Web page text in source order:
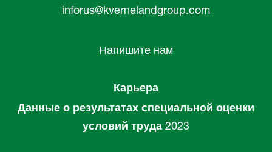
inforus@kvernelandgroup.com
Напишите нам
Карьера
Данные о результатах специальной оценки
условий труда 2023